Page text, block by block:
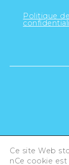
Politique de
Ce site Web
nCe cookie